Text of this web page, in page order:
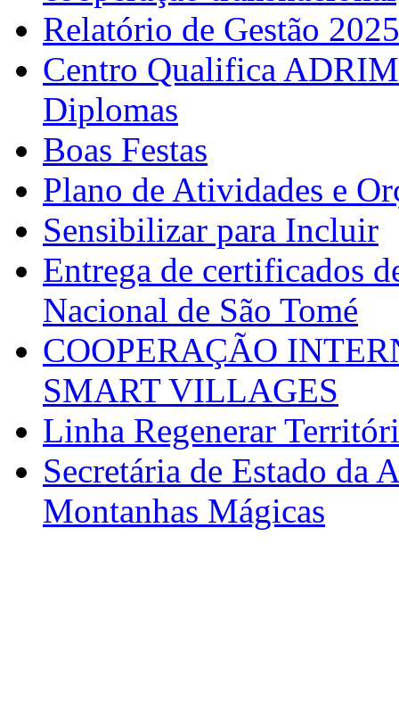
Relatório de Gestão 2025
Centro Qualifica
Diplomas
Boas Festas
Plano de Atividades e
Sensibilizar para Incluir
Entrega de certificados
Nacional de São Tomé
COOPERAÇÃO
SMART VILLAGES
Linha Regenerar
Secretária de Estado da
Montanhas Mágicas